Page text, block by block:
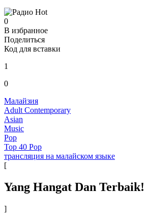
0
В избранное
Поделиться
Код для вставки
1
0
Малайзия
Adult Contemporary
Asian
Music
Pop
Top 40 Pop
трансляция на малайском языке
[
Yang Hangat Dan Terbaik!
]